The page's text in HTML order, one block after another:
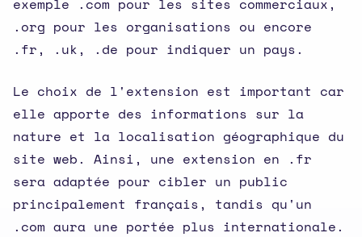
exemple .com pour les sites commerciaux,
.org pour les organisations ou encore
.fr, .uk, .de pour indiquer un pays.
Le choix de l'extension est important car
elle apporte des informations sur la
nature et la localisation géographique du
site web. Ainsi, une extension en .fr
sera adaptée pour cibler un public
principalement français, tandis qu'un
.com aura une portée plus internationale.